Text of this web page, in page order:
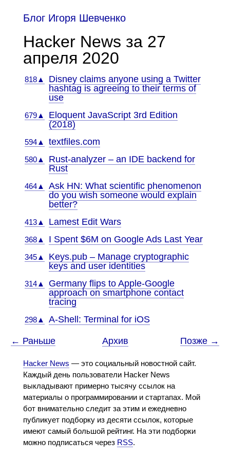
Блог Игоря Шевченко
Hacker News за 27
апреля 2020
818▲
Disney claims anyone using a Twitter
hashtag is agreeing to their terms of
use
679▲
Eloquent JavaScript 3rd Edition
(2018)
594▲ textfiles.com
580▲
Rust-analyzer – an IDE backend for
Rust
464▲
Ask HN: What scientific phenomenon
do you wish someone would explain
better?
413▲ Lamest Edit Wars
368▲ I Spent $6M on Google Ads Last Year
345▲
Keys.pub – Manage cryptographic
keys and user identities
314▲
Germany flips to Apple-Google
approach on smartphone contact
tracing
298▲ A-Shell: Terminal for iOS
← Раньше Архив Позже →
Hacker News — это социальный новостной сайт.
Каждый день пользователи Hacker News
выкладывают примерно тысячу ссылок на
материалы о программировании и стартапах. Мой
бот внимательно следит за этим и ежедневно
публикует подборку из десяти ссылок, которые
имеют самый большой рейтинг. На эти подборки
можно подписаться через RSS.